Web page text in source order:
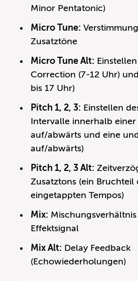
Minor Pentatonic)
Micro Tune:
Zusatztöne
Micro Tune Alt:
Correction (7-12 Uhr)
bis 17 Uhr)
Pitch 1, 2, 3: Einstellen
Intervalle innerhalb einer
auf/abwärts und eine
auf/abwärts)
Pitch 1, 2, 3 Alt:
Zusatztons (ein Bruchteil
eingetappten Tempos)
Mix:
Effektsignal
Mix Alt: Delay Feedback
(Echowiederholungen)